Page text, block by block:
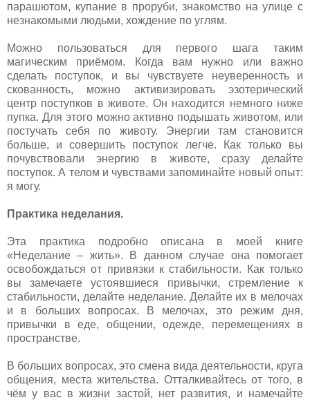
парашютом, купание в проруби, знакомство на улице с
незнакомыми людьми, хождение по углям.
Можно пользоваться для первого шага таким
магическим приёмом. Когда вам нужно или важно
сделать поступок, и вы чувствуете неуверенность и
скованность, можно активизировать эзотерический
центр поступков в животе. Он находится немного ниже
пупка. Для этого можно активно подышать животом, или
постучать себя по животу. Энергии там становится
больше, и совершить поступок легче. Как только вы
почувствовали энергию в животе, сразу делайте
поступок. А телом и чувствами запоминайте новый опыт:
я могу.
Практика неделания.
Эта практика подробно описана в моей книге
«Неделание – жить». В данном случае она помогает
освобождаться от привязки к стабильности. Как только
вы замечаете устоявшиеся привычки, стремление к
стабильности, делайте неделание. Делайте их в мелочах
и в больших вопросах. В мелочах, это режим дня,
привычки в еде, общении, одежде, перемещениях в
пространстве.
В больших вопросах, это смена вида деятельности, круга
общения, места жительства. Отталкивайтесь от того, в
чём у вас в жизни застой, нет развития, и намечайте